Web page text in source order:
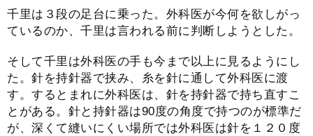
千里は３段の足台に乗った。外科医が今何を欲しがっ
ているのか、千里は言われる前に判断しようとした。
そして千里は外科医の手も今まで以上に見るようにし
た。針を持針器で挟み、糸を針に通して外科医に渡
す。するとまれに外科医は、針を持針器で持ち直すこ
とがある。針と持針器は90度の角度で持つのが標準だ
が、深くて縫いにくい場所では外科医は針を１２０度